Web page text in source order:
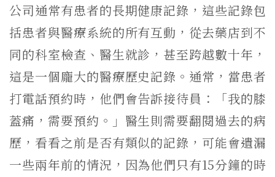
公司通常有患者的長期健康記錄，這些記錄包
括患者與醫療系統的所有互動，從去藥店到不
同的科室檢查、醫生就診，甚至跨越數十年，
這是一個龐大的醫療歷史記錄。通常，當患者
打電話預約時，他們會告訴接待員：「我的膝
蓋痛，需要預約。」醫生則需要翻閱過去的病
歷，看看之前是否有類似的記錄，可能會遺漏
一些兩年前的情況，因為他們只有15分鐘的時